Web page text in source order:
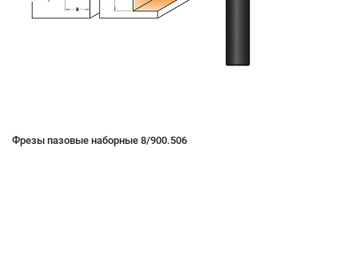
Фрезы пазовые наборные 8/900.506